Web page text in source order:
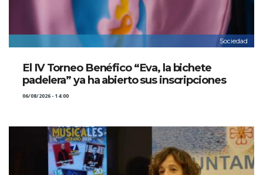
Sociedad
El IV Torneo Benéfico “Eva, la bichete
padelera” ya ha abierto sus inscripciones
06/08/2026 - 14:00